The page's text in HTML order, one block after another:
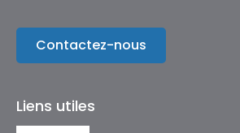
Contactez-nous
Liens utiles